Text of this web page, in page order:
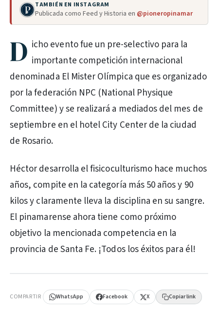
TAMBIÉN EN INSTAGRAM
Publicada como Feed y Historia en @pioneropinamar
D icho evento fue un pre-selectivo para la
importante competición internacional
denominada El Mister Olímpica que es organizado
por la federación NPC (National Physique
Committee) y se realizará a mediados del mes de
septiembre en el hotel City Center de la ciudad
de Rosario.
Héctor desarrolla el fisicoculturismo hace muchos
años, compite en la categoría más 50 años y 90
kilos y claramente lleva la disciplina en su sangre.
El pinamarense ahora tiene como próximo
objetivo la mencionada competencia en la
provincia de Santa Fe. ¡Todos los éxitos para él!
COMPARTIR WhatsApp Facebook X Copiar link